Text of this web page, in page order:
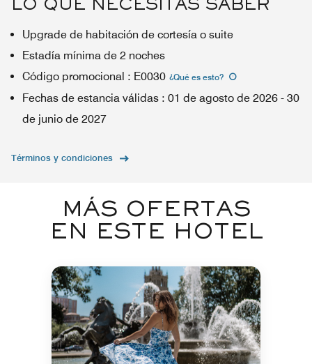
LO QUE NECESITAS SABER
Upgrade de habitación de cortesía o suite
Estadía mínima de 2 noches
Código promocional : E0030 ¿Qué es esto?
Fechas de estancia válidas : 01 de agosto de 2026 - 30
de junio de 2027
Términos y condiciones
MÁS OFERTAS
EN ESTE HOTEL